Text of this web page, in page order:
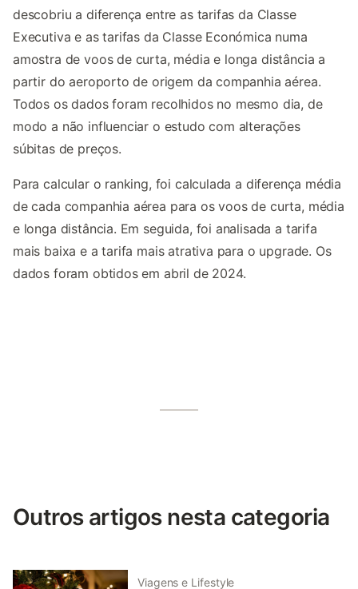
descobriu a diferença entre as tarifas da Classe
Executiva e as tarifas da Classe Económica numa
amostra de voos de curta, média e longa distância a
partir do aeroporto de origem da companhia aérea.
Todos os dados foram recolhidos no mesmo dia, de
modo a não influenciar o estudo com alterações
súbitas de preços.
Para calcular o ranking, foi calculada a diferença média
de cada companhia aérea para os voos de curta, média
e longa distância. Em seguida, foi analisada a tarifa
mais baixa e a tarifa mais atrativa para o upgrade. Os
dados foram obtidos em abril de 2024.
Outros artigos nesta categoria
Viagens e Lifestyle